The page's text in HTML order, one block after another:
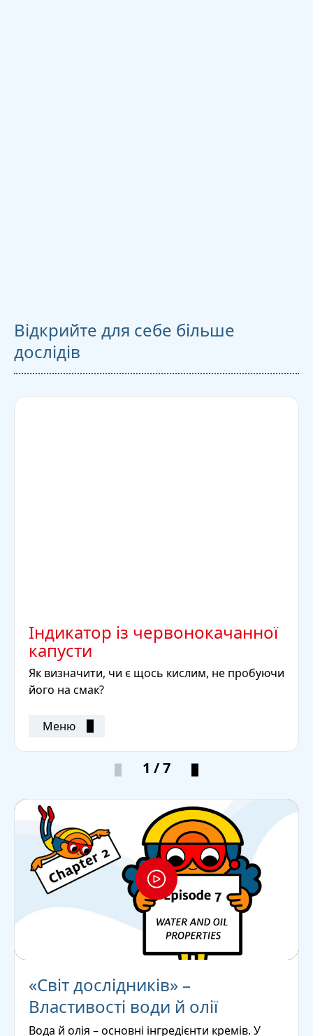
Відкрийте для себе більше
дослідів
Індикатор із червонокачанної
капусти
Як визначити, чи є щось кислим, не пробуючи
його на смак?
Меню
1 / 7
«Світ дослідників» –
Властивості води й олії
Вода й олія – основні інгредієнти кремів. У